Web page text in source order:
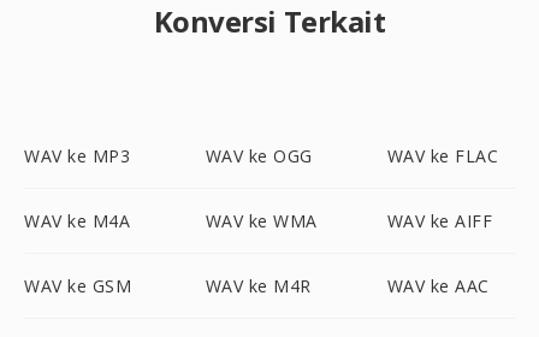
Konversi Terkait
WAV ke MP3 WAV ke OGG WAV ke FLAC
WAV ke M4A WAV ke WMA WAV ke AIFF
WAV ke GSM WAV ke M4R WAV ke AAC